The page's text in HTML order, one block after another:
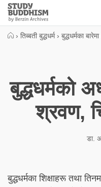
Close
Study
Buddhism
› तिब्बती बुद्धधर्म › बुद्धधर्मका बारेमा
बुद्धधर्मको
श्रवण,
डा.
बुद्धधर्मका शिक्षाहरू तथा